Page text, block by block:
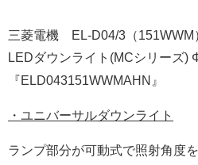
三菱電機 EL-D04/3（
LEDダウンライト(MCシリーズ)
『ELD043151WWMAHN』
・ユニバーサルダウンライト
ランプ部分が可動式で照射角度